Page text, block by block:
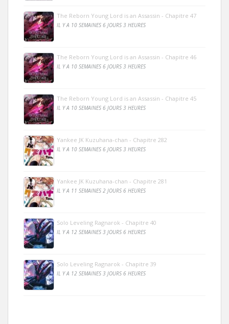
The Reborn Young Lord is an Assassin - Chapitre 47
IL Y A 10 SEMAINES 6 JOURS 3 HEURES
The Reborn Young Lord is an Assassin - Chapitre 46
IL Y A 10 SEMAINES 6 JOURS 3 HEURES
The Reborn Young Lord is an Assassin - Chapitre 45
IL Y A 10 SEMAINES 6 JOURS 3 HEURES
Yankee JK Kuzuhana-chan - Chapitre 282
IL Y A 10 SEMAINES 6 JOURS 3 HEURES
Yankee JK Kuzuhana-chan - Chapitre 281
IL Y A 11 SEMAINES 2 JOURS 6 HEURES
Solo Leveling Ragnarok - Chapitre 40
IL Y A 12 SEMAINES 3 JOURS 6 HEURES
Solo Leveling Ragnarok - Chapitre 39
IL Y A 12 SEMAINES 3 JOURS 6 HEURES